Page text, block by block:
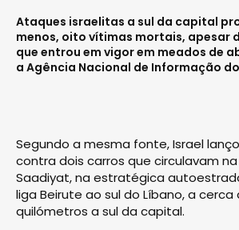
Ataques israelitas a sul da capital
menos, oito vítimas mortais, apesar
que entrou em vigor em meados de
a Agência Nacional de Informação
Segundo a mesma fonte, Israel
contra dois carros que circulavam
Saadiyat, na estratégica
liga Beirute ao sul do Líbano, a cerca
quilómetros a sul da capital.